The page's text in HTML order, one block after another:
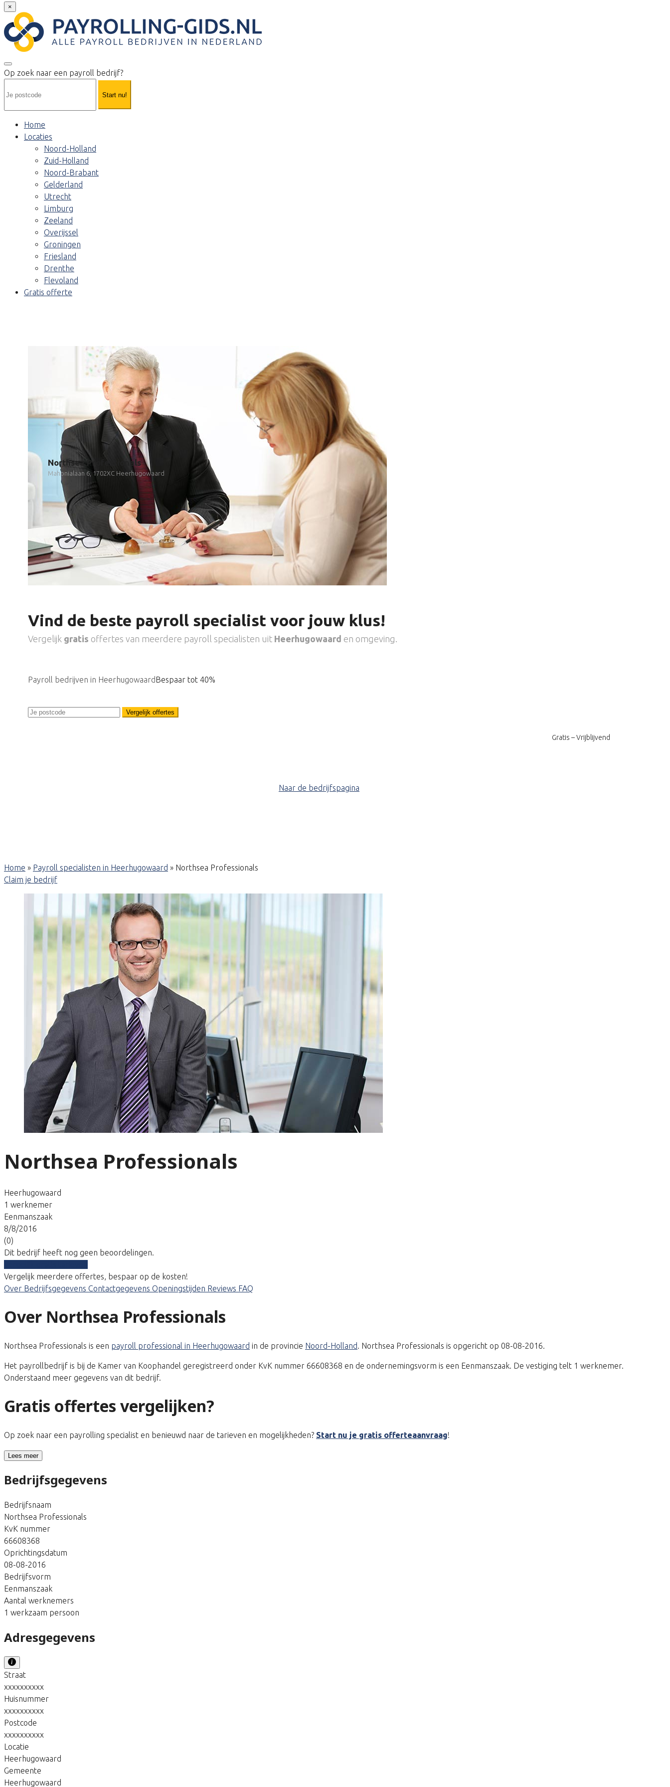
×
Op zoek naar een payroll bedrijf?
Start nu!
Home
Locaties
Noord-Holland
Zuid-Holland
Noord-Brabant
Gelderland
Utrecht
Limburg
Zeeland
Overijssel
Groningen
Friesland
Drenthe
Flevoland
Gratis offerte
Northsea Professionals
Mahonialaan 6, 1702XC Heerhugowaard
Vind de beste payroll specialist voor jouw klus!
Vergelijk gratis offertes van meerdere payroll specialisten uit Heerhugowaard en omgeving.
Payroll bedrijven in HeerhugowaardBespaar tot 40%
Vergelijk offertes
Gratis – Vrijblijvend
Naar de bedrijfspagina
Home » Payroll specialisten in Heerhugowaard » Northsea Professionals
Claim je bedrijf
Northsea Professionals
Heerhugowaard
1 werknemer
Eenmanszaak
8/8/2016
(0)
Dit bedrijf heeft nog geen beoordelingen.
Vergelijk meerdere offertes, bespaar op de kosten!
Over Bedrijfsgegevens Contactgegevens Openingstijden Reviews FAQ
Over Northsea Professionals
Northsea Professionals is een payroll professional in Heerhugowaard in de provincie Noord-Holland. Northsea Professionals is opgericht op 08-08-2016.
Het payrollbedrijf is bij de Kamer van Koophandel geregistreerd onder KvK nummer 66608368 en de ondernemingsvorm is een Eenmanszaak. De vestiging telt 1 werknemer.
Onderstaand meer gegevens van dit bedrijf.
Gratis offertes vergelijken?
Op zoek naar een payrolling specialist en benieuwd naar de tarieven en mogelijkheden? Start nu je gratis offerteaanvraag!
Lees meer
Bedrijfsgegevens
Bedrijfsnaam
Northsea Professionals
KvK nummer
66608368
Oprichtingsdatum
08-08-2016
Bedrijfsvorm
Eenmanszaak
Aantal werknemers
1 werkzaam persoon
Adresgegevens
Straat
xxxxxxxxxx
Huisnummer
xxxxxxxxxx
Postcode
xxxxxxxxxx
Locatie
Heerhugowaard
Gemeente
Heerhugowaard